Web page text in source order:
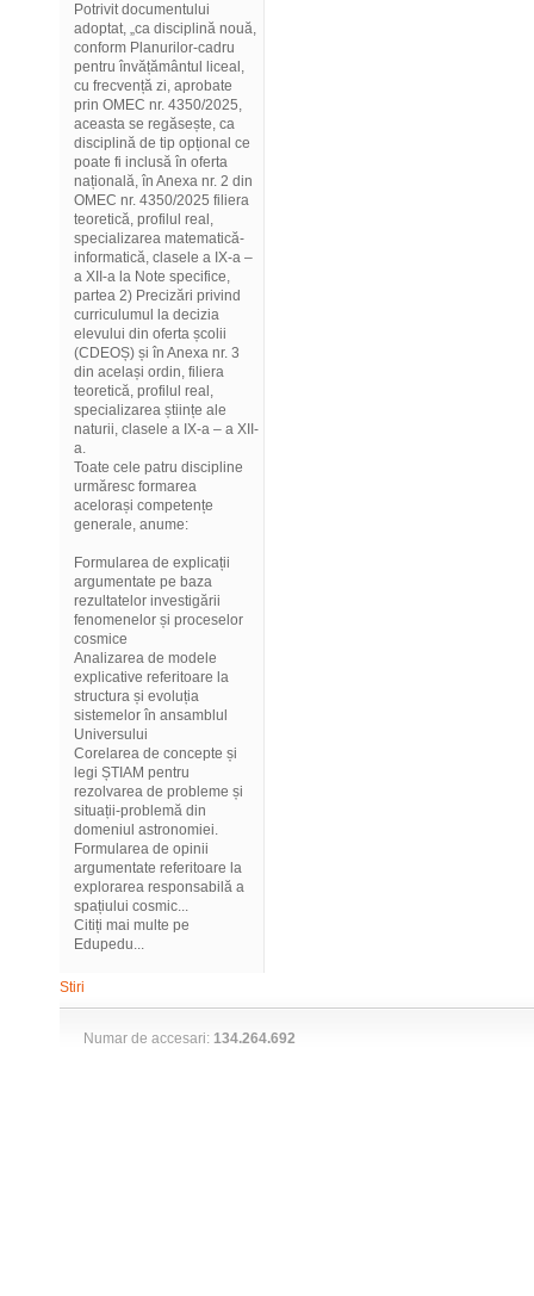
Potrivit documentului
adoptat, „ca disciplină nouă,
conform Planurilor-cadru
pentru învățământul liceal,
cu frecvență zi, aprobate
prin OMEC nr. 4350/2025,
aceasta se regăsește, ca
disciplină de tip opțional ce
poate fi inclusă în oferta
națională, în Anexa nr. 2 din
OMEC nr. 4350/2025 filiera
teoretică, profilul real,
specializarea matematică-
informatică, clasele a IX-a –
a XII-a la Note specifice,
partea 2) Precizări privind
curriculumul la decizia
elevului din oferta școlii
(CDEOȘ) și în Anexa nr. 3
din același ordin, filiera
teoretică, profilul real,
specializarea științe ale
naturii, clasele a IX-a – a XII-
a.
Toate cele patru discipline
urmăresc formarea
acelorași competențe
generale, anume:
Formularea de explicații
argumentate pe baza
rezultatelor investigării
fenomenelor și proceselor
cosmice
Analizarea de modele
explicative referitoare la
structura și evoluția
sistemelor în ansamblul
Universului
Corelarea de concepte și
legi ȘTIAM pentru
rezolvarea de probleme și
situații-problemă din
domeniul astronomiei.
Formularea de opinii
argumentate referitoare la
explorarea responsabilă a
spațiului cosmic...
Citiți mai multe pe
Edupedu...
Stiri
Numar de accesari: 134.264.692